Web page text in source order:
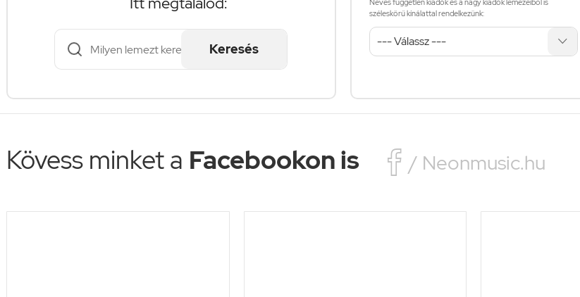
Keresés
széleskörű kínálattal rendelkezünk:
Kövess minket a Facebookon is  / Neonmusic.hu